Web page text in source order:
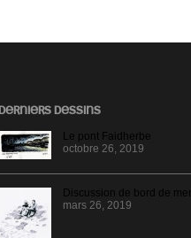
DERNIERS DESSINS
Le pont Faidherbe
octobre 26, 2019
Discussion de bord de mer
mars 26, 2019